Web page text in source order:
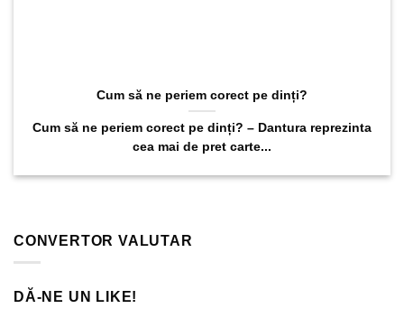
Cum să ne periem corect pe dinți?
Cum să ne periem corect pe dinți? – Dantura reprezinta
cea mai de pret carte...
CONVERTOR VALUTAR
DĂ-NE UN LIKE!